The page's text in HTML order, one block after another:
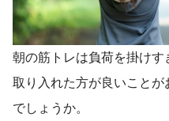
朝の筋トレは負荷を掛け
取り入れた方が良いこと
でしょうか。